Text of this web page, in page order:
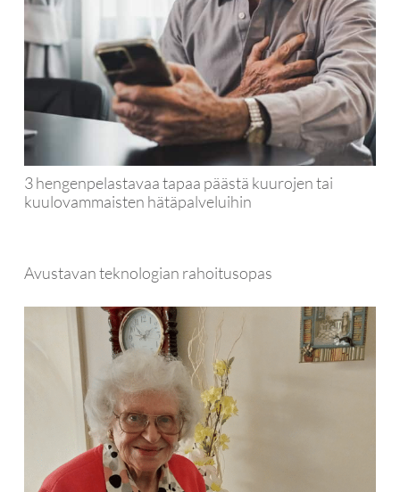
3 hengenpelastavaa tapaa päästä kuurojen tai
kuulovammaisten hätäpalveluihin
Avustavan teknologian rahoitusopas